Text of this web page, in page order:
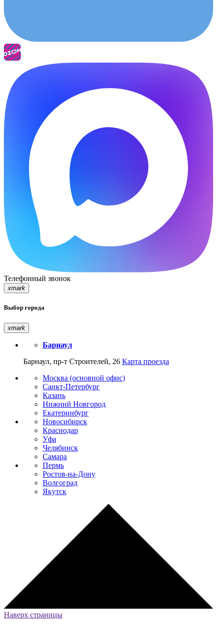
Телефонный звонок
xmark
Выбор города
xmark
Барнаул
Барнаул, пр-т Строителей, 26 Карта проезда
Москва (основной офис)
Санкт-Петербург
Казань
Нижний Новгород
Екатеринбург
Новосибирск
Краснодар
Уфа
Челябинск
Самара
Пермь
Ростов-на-Дону
Волгоград
Якутск
Наверх страницы